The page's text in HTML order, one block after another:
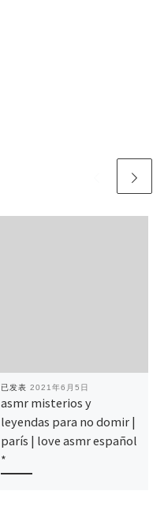
已发表 2021年6月5日
asmr misterios y
leyendas para no domir |
parís | love asmr español
*